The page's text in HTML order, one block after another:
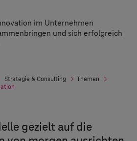
im Unternehmen
und sich erfolgreich
Strategie & Consulting
Themen
gezielt auf die